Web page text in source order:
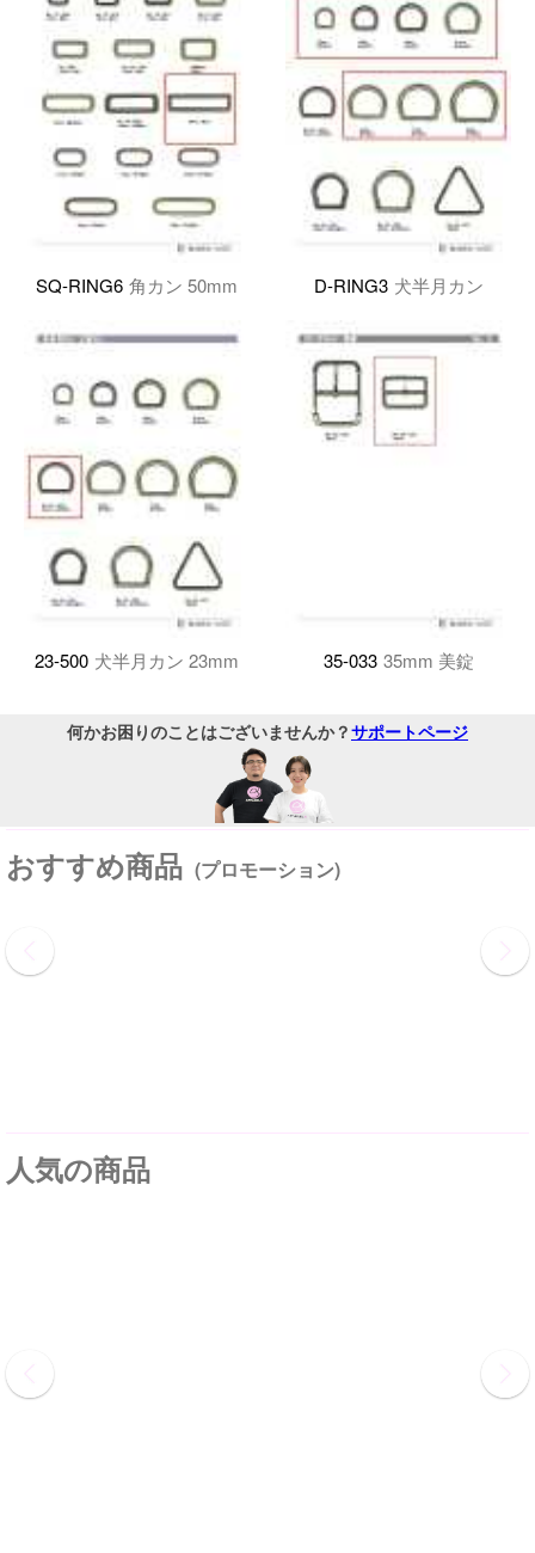
SQ-RING6 角カン 50mm D-RING3 犬半月カン
23-500 犬半月カン 23mm 35-033 35mm 美錠
何かお困りのことはございませんか？サポートページ
おすすめ商品 (プロモーション)
人気の商品